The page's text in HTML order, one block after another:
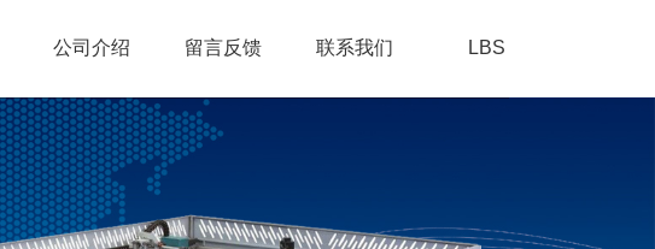
公司介绍 留言反馈 联系我们 LBS